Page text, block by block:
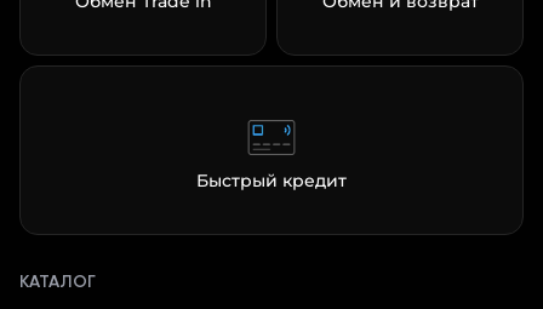
Быстрый кредит
КАТАЛОГ